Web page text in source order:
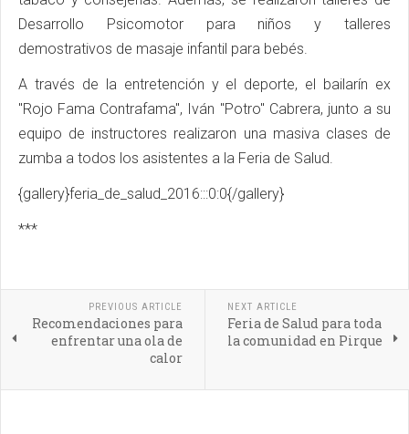
Desarrollo Psicomotor para niños y talleres
demostrativos de masaje infantil para bebés.
A través de la entretención y el deporte, el bailarín ex
"Rojo Fama Contrafama", Iván "Potro" Cabrera, junto a su
equipo de instructores realizaron una masiva clases de
zumba a todos los asistentes a la Feria de Salud.
{gallery}feria_de_salud_2016:::0:0{/gallery}
***
PREVIOUS ARTICLE
Recomendaciones para
enfrentar una ola de
calor
NEXT ARTICLE
Feria de Salud para toda
la comunidad en Pirque